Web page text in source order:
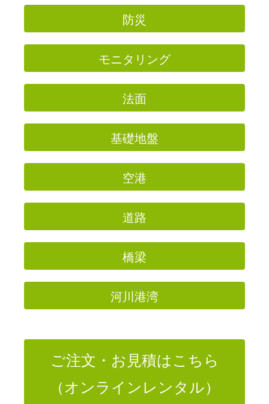
防災
モニタリング
法面
基礎地盤
空港
道路
橋梁
河川港湾
ご注文・お見積はこちら
（オンラインレンタル）